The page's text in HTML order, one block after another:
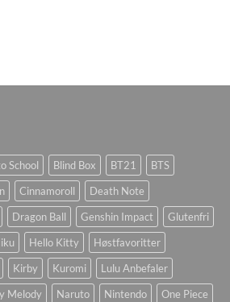
School Blind Box BT21
BTS
Cinnamoroll
Death Note
Dragon Ball Genshin Impact
Glutenfri
Hello Kitty
Høstfavoritter
Kirby Kuromi
Lulu Anbefaler
Melody Naruto Nintendo
One Piece